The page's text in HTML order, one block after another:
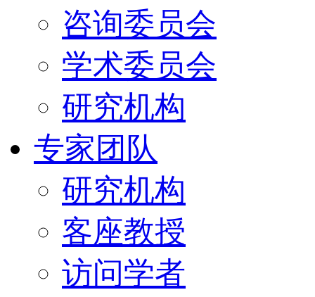
咨询委员会
学术委员会
研究机构
专家团队
研究机构
客座教授
访问学者